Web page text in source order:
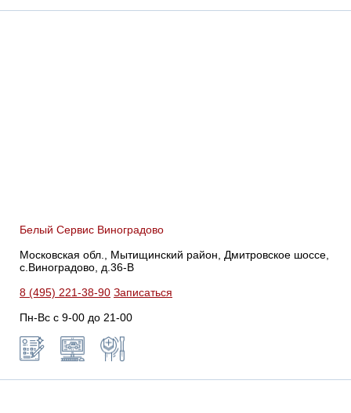
Белый Сервис Виноградово
Московская обл., Мытищинский район, Дмитровское шоссе,
с.Виноградово, д.36-В
8 (495) 221-38-90 Записаться
Пн-Вс с 9-00 до 21-00